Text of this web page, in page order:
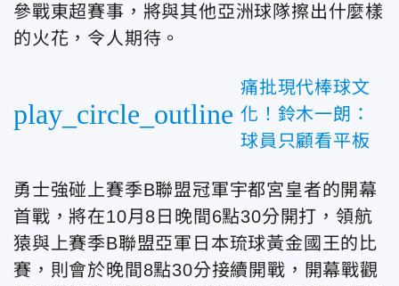
參戰東超賽事，將與其他亞洲球隊擦出什麼樣
的火花，令人期待。
play_circle_outline
痛批現代棒球文
化！鈴木一朗：
球員只顧看平板
勇士強碰上賽季B聯盟冠軍宇都宮皇者的開幕
首戰，將在10月8日晚間6點30分開打，領航
猿與上賽季B聯盟亞軍日本琉球黃金國王的比
賽，則會於晚間8點30分接續開戰，開幕戰觀